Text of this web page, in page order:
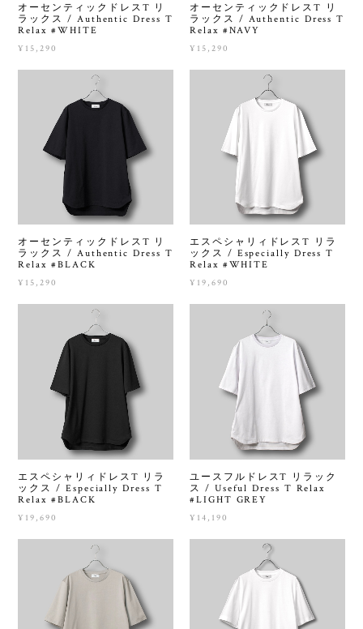
オーセンティックドレスT リ
ラックス / Authentic Dress T
Relax #WHITE
¥15,290
オーセンティックドレスT リ
ラックス / Authentic Dress T
Relax #NAVY
¥15,290
オーセンティックドレスT リ
ラックス / Authentic Dress T
Relax #BLACK
¥15,290
エスペシャリィドレスT リラ
ックス / Especially Dress T
Relax #WHITE
¥19,690
エスペシャリィドレスT リラ
ックス / Especially Dress T
Relax #BLACK
¥19,690
ユースフルドレスT リラック
ス / Useful Dress T Relax
#LIGHT GREY
¥14,190